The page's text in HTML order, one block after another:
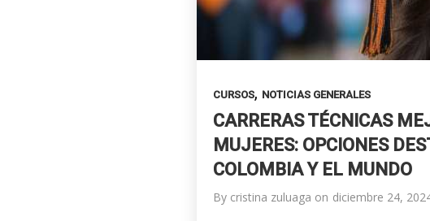
CURSOS, NOTICIAS GENERALES
CARRERAS TÉCNICAS
MUJERES: OPCIONES
COLOMBIA Y EL MUNDO
By cristina zuluaga on diciembre 24,